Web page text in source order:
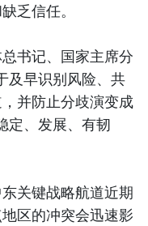
乏信任。
书记、国家主席分
及早识别风险、共
并防止分歧演变成
定、发展、有韧
关键战略航道近期
区的冲突会迅速影